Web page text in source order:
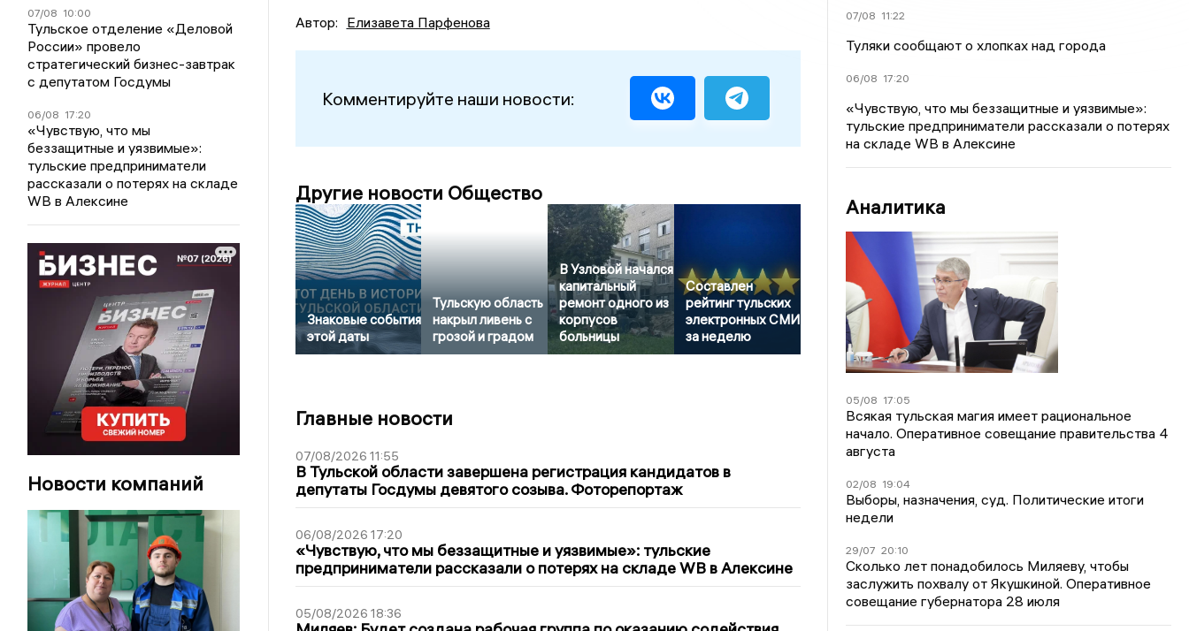
07/08 10:00
Тульское отделение «Деловой
России» провело
стратегический бизнес-завтрак
с депутатом Госдумы
06/08 17:20
«Чувствую, что мы
беззащитные и уязвимые»:
тульские предприниматели
рассказали о потерях на складе
WB в Алексине
Новости компаний
Автор: Елизавета Парфенова
Комментируйте наши новости:
Другие новости Общество
Знаковые события
этой даты
Тульскую область
накрыл ливень с
грозой и градом
В Узловой начался
капитальный
ремонт одного из
корпусов
больницы
Составлен
рейтинг тульских
электронных СМИ
за неделю
Главные новости
07/08/2026 11:55
В Тульской области завершена регистрация кандидатов в
депутаты Госдумы девятого созыва. Фоторепортаж
06/08/2026 17:20
«Чувствую, что мы беззащитные и уязвимые»: тульские
предприниматели рассказали о потерях на складе WB в Алексине
05/08/2026 18:36
07/08 11:22
Туляки сообщают о хлопках над города
06/08 17:20
«Чувствую, что мы беззащитные и уязвимые»:
тульские предприниматели рассказали о потерях
на складе WB в Алексине
Аналитика
05/08 17:05
Всякая тульская магия имеет рациональное
начало. Оперативное совещание правительства 4
августа
02/08 19:04
Выборы, назначения, суд. Политические итоги
недели
29/07 20:10
Сколько лет понадобилось Миляеву, чтобы
заслужить похвалу от Якушкиной. Оперативное
совещание губернатора 28 июля